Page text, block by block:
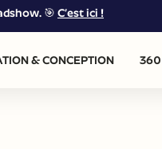
🎯 C’est ici !
& CONCEPTION 360